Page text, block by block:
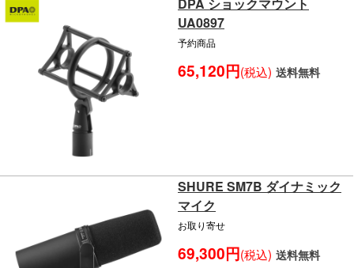
DPA ショックマウント
UA0897
予約商品
65,120円(税込) 送料無料
SHURE SM7B ダイナミック
マイク
お取り寄せ
69,300円(税込) 送料無料